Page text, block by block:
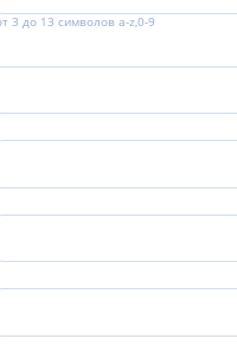
3 до 13 символов a-z,0-9